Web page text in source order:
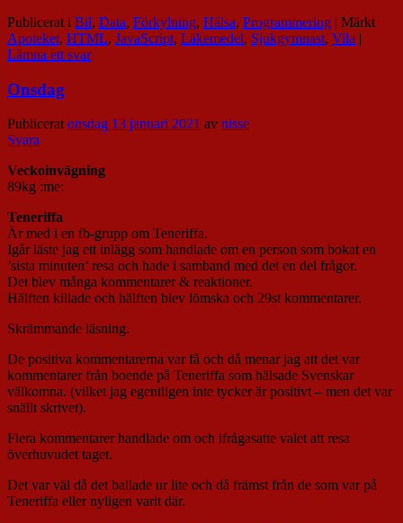
Publicerat i Bil, Data, Förkylning, Hälsa, Programmering | Märkt
Apoteket, HTML, JavaScript, Läkemedel, Sjukgymnast, Vila |
Lämna ett svar
Onsdag
Publicerat onsdag 13 januari 2021 av nisse
Svara
Veckoinvägning
89kg :me:
Teneriffa
Är med i en fb-grupp om Teneriffa.
Igår läste jag ett inlägg som handlade om en person som bokat en
’sista minuten’ resa och hade i samband med det en del frågor.
Det blev många kommentarer & reaktioner.
Hälften killade och hälften blev lömska och 29st kommentarer.
Skrämmande läsning.
De positiva kommentarerna var få och då menar jag att det var
kommentarer från boende på Teneriffa som hälsade Svenskar
välkomna. (vilket jag egentligen inte tycker är positivt – men det var
snällt skrivet).
Flera kommentarer handlade om och ifrågasatte valet att resa
överhuvudet taget.
Det var väl då det ballade ur lite och då främst från de som var på
Teneriffa eller nyligen varit där.